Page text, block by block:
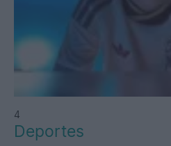
4
Deportes